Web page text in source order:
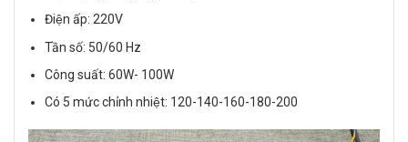
Điện ấp: 220V
Tần số: 50/60 Hz
Công suất: 60W- 100W
Có 5 mức chỉnh nhiệt: 120-140-160-180-200